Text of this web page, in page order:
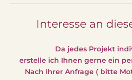
Interesse an
Da jedes Projekt
erstelle ich Ihnen gerne ein
Nach Ihrer Anfrage ( bitte